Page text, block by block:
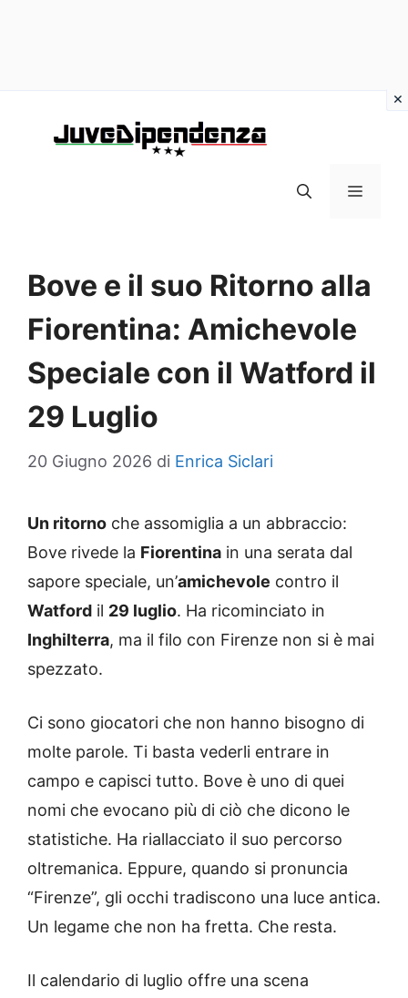
MENU
Bove e il suo Ritorno alla
Fiorentina: Amichevole
Speciale con il Watford il
29 Luglio
20 Giugno 2026 di Enrica Siclari
Un ritorno che assomiglia a un abbraccio:
Bove rivede la Fiorentina in una serata dal
sapore speciale, un’amichevole contro il
Watford il 29 luglio. Ha ricominciato in
Inghilterra, ma il filo con Firenze non si è mai
spezzato.
Ci sono giocatori che non hanno bisogno di
molte parole. Ti basta vederli entrare in
campo e capisci tutto. Bove è uno di quei
nomi che evocano più di ciò che dicono le
statistiche. Ha riallacciato il suo percorso
oltremanica. Eppure, quando si pronuncia
“Firenze”, gli occhi tradiscono una luce antica.
Un legame che non ha fretta. Che resta.
Il calendario di luglio offre una scena